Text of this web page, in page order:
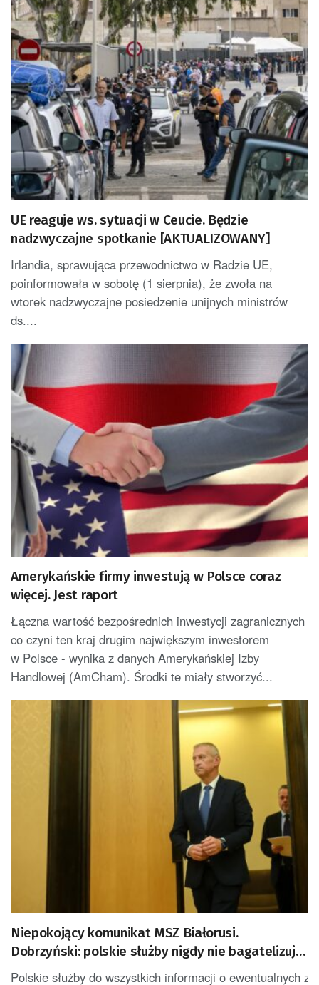
UE reaguje ws. sytuacji w Ceucie. Będzie
nadzwyczajne spotkanie [AKTUALIZOWANY]
Irlandia, sprawująca przewodnictwo w Radzie UE,
poinformowała w sobotę (1 sierpnia), że zwoła na
wtorek nadzwyczajne posiedzenie unijnych ministrów
ds....
Amerykańskie firmy inwestują w Polsce coraz
więcej. Jest raport
Łączna wartość bezpośrednich inwestycji zagranicznych
co czyni ten kraj drugim największym inwestorem
w Polsce - wynika z danych Amerykańskiej Izby
Handlowej (AmCham). Środki te miały stworzyć...
Niepokojący komunikat MSZ Białorusi.
Dobrzyński: polskie służby nigdy nie bagatelizują
żadnego niepokojącego sygnału
Polskie służby do wszystkich informacji o ewentualnych